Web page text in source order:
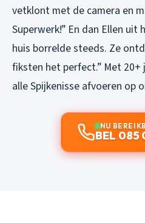
vetklont met de camera en
Superwerk!” En dan Ellen uit
huis borrelde steeds. Ze
fiksten het perfect.” Met 20+
alle Spijkenisse afvoeren op
NU
BEL 085